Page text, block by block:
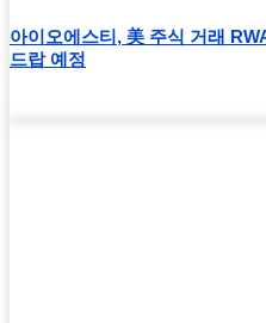
아이오에스티, 美 주식 거래
드랍 예정